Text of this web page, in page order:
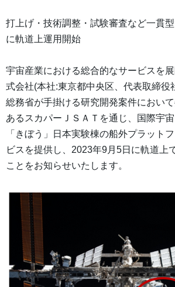
打上げ・技術調整・試験審査など一貫
に軌道上運用開始
宇宙産業における総合的なサービスを
式会社(本社:東京都中央区、代表取締役
総務省が手掛ける研究開発案件におい
あるスカパーＪＳＡＴを通じ、国際宇
「きぼう」日本実験棟の船外プラット
ビスを提供し、2023年9月5日に軌道上
ことをお知らせいたします。